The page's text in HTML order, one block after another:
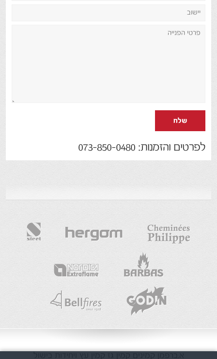
שלח
לפרטים והזמנות: 073-850-0480